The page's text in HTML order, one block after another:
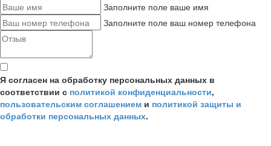
Заполните поле ваше имя
Заполните поле ваш номер телефона
Я согласен на обработку персональных данных в
соответствии с политикой конфиденциальности,
пользовательским соглашением и политикой защиты и
обработки персональных данных.